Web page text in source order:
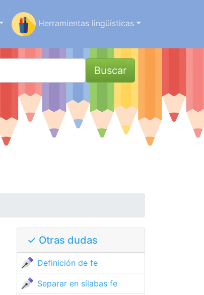
Herramientas lingüísticas
Buscar
✓ Otras dudas
Definición de fe
Separar en sílabas fe